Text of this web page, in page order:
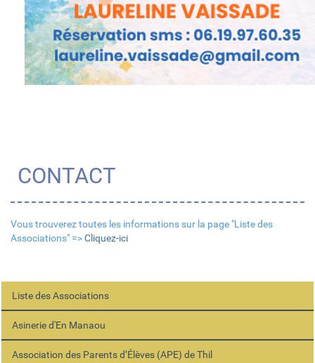
CONTACT
Vous trouverez toutes les informations sur la page "Liste des
Associations" =>Cliquez-ici
Liste des Associations
Asinerie d'En Manaou
Association des Parents d’Élèves (APE) de Thil